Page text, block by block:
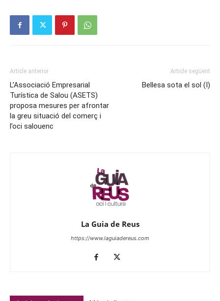
Article anterior
L’Associació Empresarial
Turística de Salou (ASETS)
proposa mesures per afrontar
la greu situació del comerç i
l’oci salouenc
Article següent
Bellesa sota el sol (I)
La Guia de Reus
https://www.laguiadereus.com